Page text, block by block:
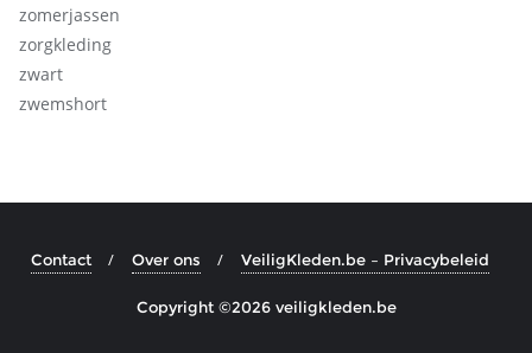
zomerjassen
zorgkleding
zwart
zwemshort
Contact Over ons VeiligKleden.be – Privacybeleid
Copyright ©2026 veiligkleden.be